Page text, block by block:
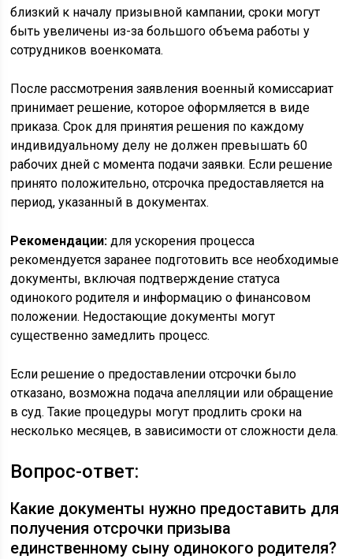
близкий к началу призывной кампании, сроки могут
быть увеличены из-за большого объема работы у
сотрудников военкомата.
После рассмотрения заявления военный комиссариат
принимает решение, которое оформляется в виде
приказа. Срок для принятия решения по каждому
индивидуальному делу не должен превышать 60
рабочих дней с момента подачи заявки. Если решение
принято положительно, отсрочка предоставляется на
период, указанный в документах.
Рекомендации: для ускорения процесса
рекомендуется заранее подготовить все необходимые
документы, включая подтверждение статуса
одинокого родителя и информацию о финансовом
положении. Недостающие документы могут
существенно замедлить процесс.
Если решение о предоставлении отсрочки было
отказано, возможна подача апелляции или обращение
в суд. Такие процедуры могут продлить сроки на
несколько месяцев, в зависимости от сложности дела.
Вопрос-ответ:
Какие документы нужно предоставить для
получения отсрочки призыва
единственному сыну одинокого родителя?